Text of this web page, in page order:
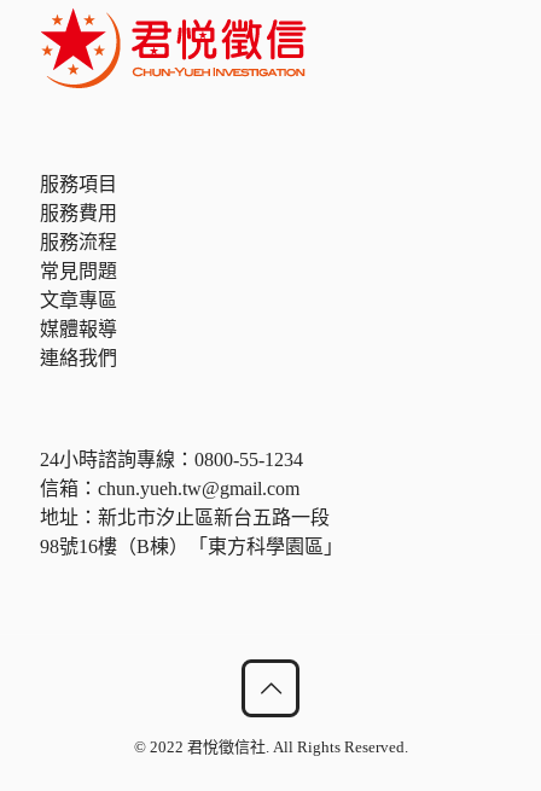
服務項目
服務費用
服務流程
常見問題
文章專區
媒體報導
連絡我們
24小時諮詢專線： 0800-55-1234
信箱： chun.yueh.tw@gmail.com
地址：新北市汐止區新台五路一段
98號16樓（B棟）「東方科學園區」
© 2022 君悅徵信社. All Rights Reserved.